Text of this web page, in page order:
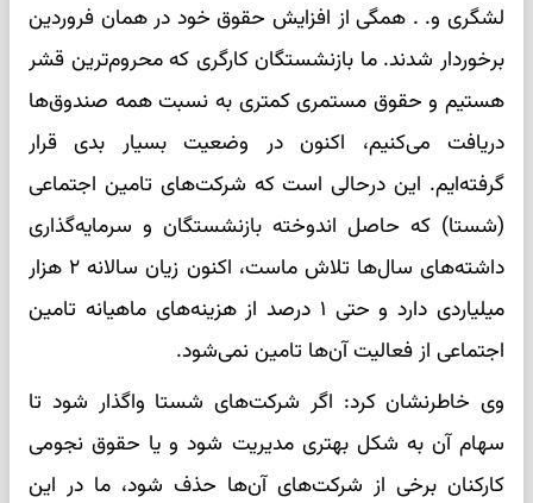
لشگری و. . همگی از افزایش حقوق خود در همان فروردین
برخوردار شدند. ما بازنشستگان کارگری که محروم‌ترین قشر
هستیم و حقوق مستمری کمتری به نسبت همه صندوق‌ها
دریافت می‌کنیم، اکنون در وضعیت بسیار بدی قرار
گرفته‌ایم. این درحالی است که شرکت‌های تامین اجتماعی
(شستا) که حاصل اندوخته بازنشستگان و سرمایه‌گذاری
داشته‌های سال‌ها تلاش ماست، اکنون زیان سالانه ۲ هزار
میلیاردی دارد و حتی ۱ درصد از هزینه‌های ماهیانه تامین
اجتماعی از فعالیت آن‌ها تامین نمی‌شود.
وی خاطرنشان کرد: اگر شرکت‌های شستا واگذار شود تا
سهام آن به شکل بهتری مدیریت شود و یا حقوق نجومی
کارکنان برخی از شرکت‌های آن‌ها حذف شود، ما در این